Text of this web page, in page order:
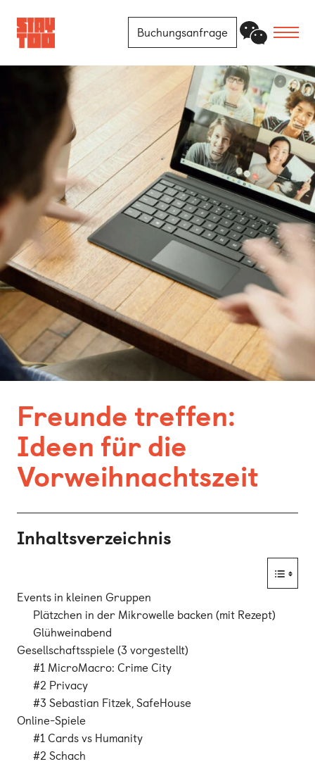
Buchungsanfrage
Apartments
Community
Journal
FAQ
Kontakt
Standorte
Berlin
Bonn
Kaiserslautern
München
Nürnberg
Freunde treffen:
Ideen für die
Vorweihnachtszeit
Inhaltsverzeichnis
Events in kleinen Gruppen
Plätzchen in der Mikrowelle backen (mit Rezept)
Glühweinabend
Gesellschaftsspiele (3 vorgestellt)
#1 MicroMacro: Crime City
#2 Privacy
#3 Sebastian Fitzek, SafeHouse
Online-Spiele
#1 Cards vs Humanity
#2 Schach